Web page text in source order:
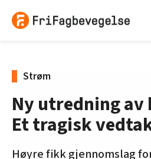
Strøm
Ny utredning av
Et tragisk
Høyre fikk gjennomslag